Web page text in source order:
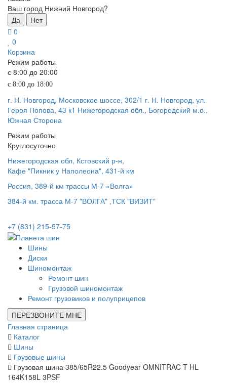
Ваш город Нижний Новгород?
Да
Нет
0
0
Корзина
Режим работы
с 8:00 до 20:00
с 8:00 до 18:00
г. Н. Новгород, Московское шоссе, 302/1 г. Н. Новгород, ул.
Героя Попова, 43 к1 Нижегородская обл., Богородский м.о.,
Южная Сторона
Режим работы
Круглосуточно
Нижегородская обл, Кстовский р-н,
Кафе "Пикник у Наполеона", 431-й км
Россия, 389-й км трассы М-7 «Волга»
384-й км. трасса М-7 "ВОЛГА" ,ТСК "ВИЗИТ"
+7 (831) 215-57-75
Шины
Диски
Шиномонтаж
Ремонт шин
Грузовой шиномонтаж
Ремонт грузовиков и полуприцепов
ПЕРЕЗВОНИТЕ МНЕ
Главная страница
Каталог
Шины
Грузовые шины
Грузовая шина 385/65R22.5 Goodyear OMNITRAC T HL
164K158L 3PSF